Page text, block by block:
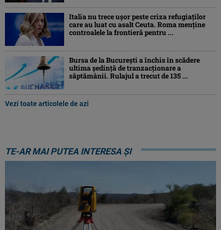
Italia nu trece ușor peste criza refugiaților
care au luat cu asalt Ceuta. Roma menține
controalele la frontieră pentru ...
Bursa de la București a închis în scădere
ultima ședință de tranzacționare a
săptămânii. Rulajul a trecut de 135 ...
Vezi toate articolele de azi
TE-AR MAI PUTEA INTERESA ȘI